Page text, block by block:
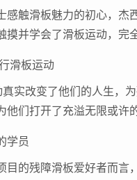
触滑板魅力的初心，杰
并学会了滑板运动，完
滑板运动
改变了他们的人生，
他们打开了充溢无限或许
学员
的残障滑板爱好者而言